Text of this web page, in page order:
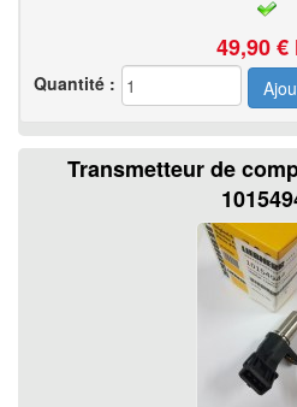
49,90€
Quantité :
Transmetteur de